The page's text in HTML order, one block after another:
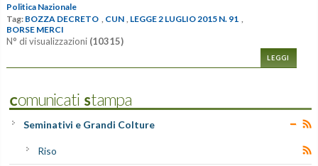
Politica Nazionale
Tag: BOZZA DECRETO CUN LEGGE 2 LUGLIO 2015 N. 91
BORSE MERCI
N° di visualizzazioni (10315)
LEGGI
Comunicati Stampa
Seminativi e Grandi Colture
Riso